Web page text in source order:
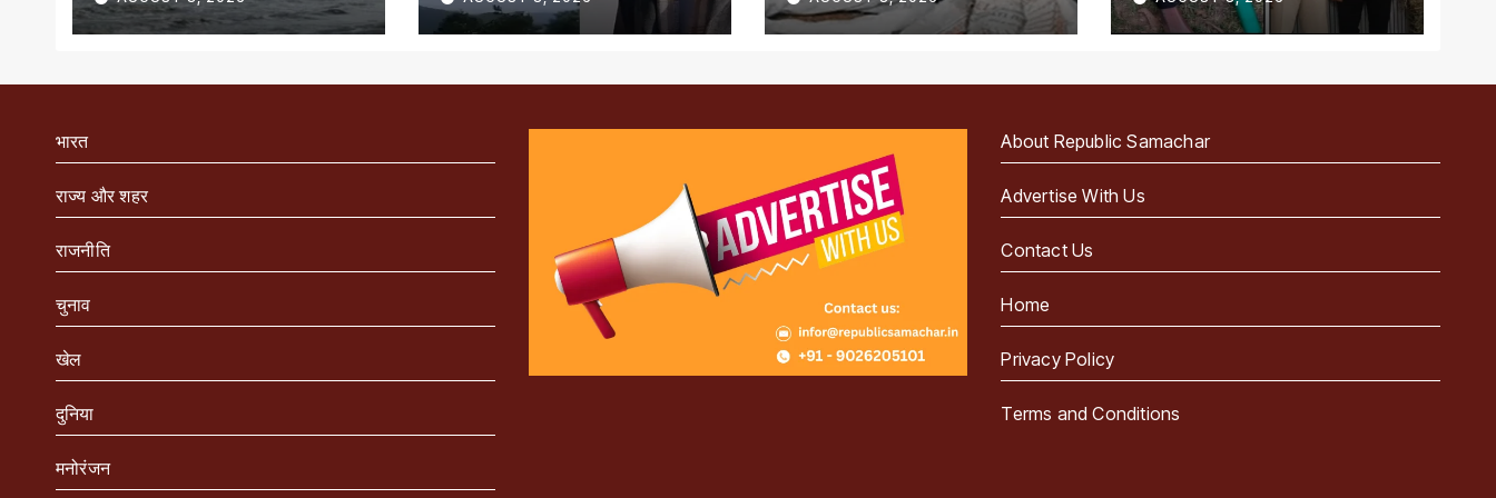
भारत
राज्य और शहर
राजनीति
चुनाव
खेल
दुनिया
मनोरंजन
About Republic Samachar
Advertise With Us
Contact Us
Home
Privacy Policy
Terms and Conditions